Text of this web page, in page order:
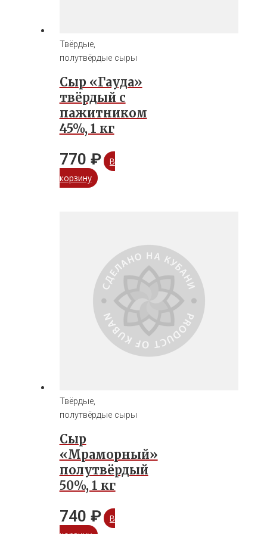
Твёрдые,
полутвёрдые сыры
Сыр «Гауда»
твёрдый с
пажитником
45%, 1 кг
770 ₽
В
корзину
Твёрдые,
полутвёрдые сыры
Сыр
«Мраморный»
полутвёрдый
50%, 1 кг
740 ₽
В